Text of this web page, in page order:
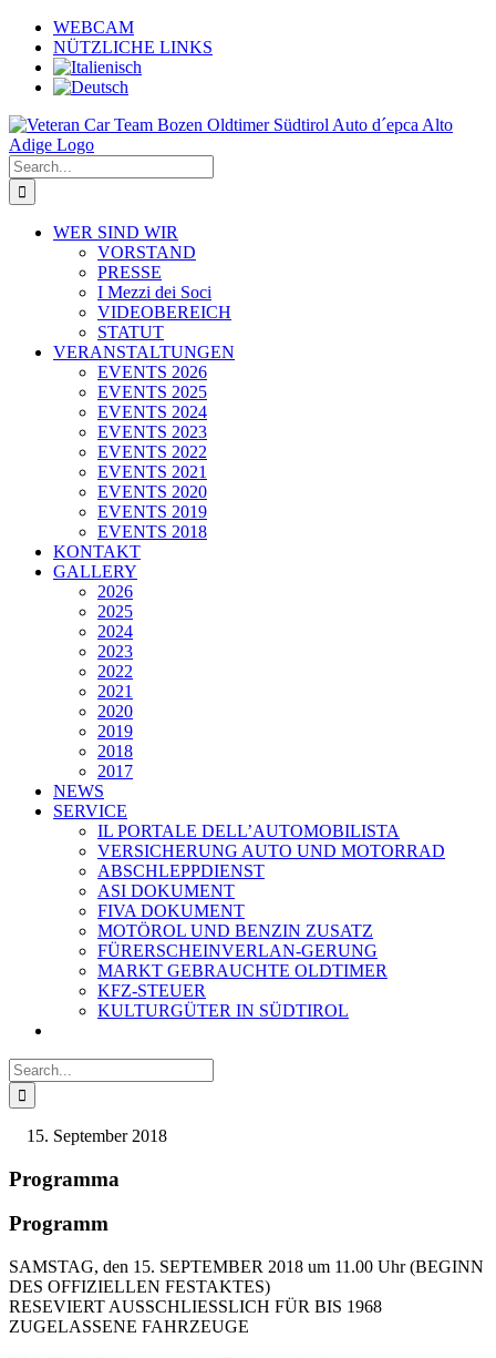
Skip
content
WEBCAM
NÜTZLICHE LINKS
Search
for:
WER SIND WIR
VORSTAND
PRESSE
I Mezzi dei Soci
VIDEOBEREICH
STATUT
VERANSTALTUNGEN
EVENTS 2026
EVENTS 2025
EVENTS 2024
EVENTS 2023
EVENTS 2022
EVENTS 2021
EVENTS 2020
EVENTS 2019
EVENTS 2018
KONTAKT
GALLERY
2026
2025
2024
2023
2022
2021
2020
2019
2018
2017
NEWS
SERVICE
IL PORTALE DELL’AUTOMOBILISTA
VERSICHERUNG AUTO UND MOTORRAD
ABSCHLEPPDIENST
ASI DOKUMENT
FIVA DOKUMENT
MOTÖROL UND BENZIN ZUSATZ
FÜRERSCHEINVERLAN-GERUNG
MARKT GEBRAUCHTE OLDTIMER
KFZ-STEUER
KULTURGÜTER IN SÜDTIROL
Search
for:
September 2018
Programma
Programm
SAMSTAG, den 15. SEPTEMBER 2018 um 11.00 Uhr (BEGINN
DES OFFIZIELLEN FESTAKTES)
RESEVIERT AUSSCHLIESSLICH FÜR BIS 1968
ZUGELASSENE FAHRZEUGE